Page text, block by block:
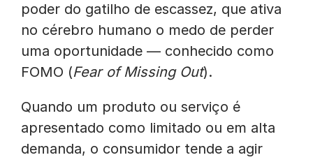
poder do gatilho de escassez, que ativa
no cérebro humano o medo de perder
uma oportunidade — conhecido como
FOMO (Fear of Missing Out).
Quando um produto ou serviço é
apresentado como limitado ou em alta
demanda, o consumidor tende a agir